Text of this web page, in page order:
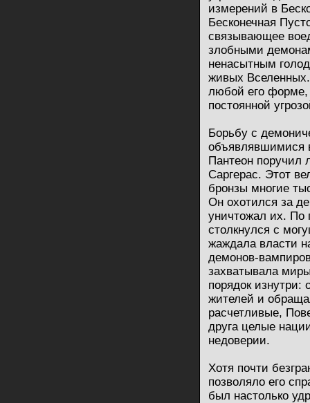
измерений в
Бесконечная
связывающее
злобными
ненасытным
живых
любой его форме,
постоянной
Борьбу с
объявлявшимися
Пантеон поручил
Саргерас. Этот
бронзы многие
Он охотился за
уничтожал их. По
столкнулся с
жаждала власти
демонов-
захватывала
порядок
жителей и
расчетливые,
друга целые
недоверии.
Хотя почти
позволяло его
был настолько